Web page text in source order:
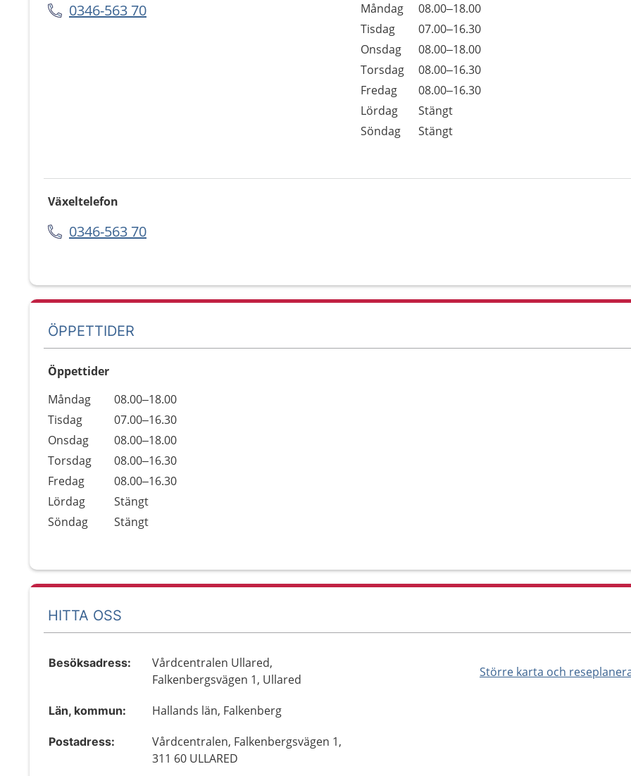
0346-563 70 Dag
Öppettider
Kommentarer
Måndag
08.00–18.00
Tisdag
07.00–16.30
Onsdag
08.00–18.00
Torsdag
08.00–16.30
Fredag
08.00–16.30
Lördag
Stängt
Söndag
Stängt
Växeltelefon
0346-563 70
ÖPPETTIDER
Öppettider
Dag
Öppettider
Kommentarer
Måndag
08.00–18.00
Tisdag
07.00–16.30
Onsdag
08.00–18.00
Torsdag
08.00–16.30
Fredag
08.00–16.30
Lördag
Stängt
Söndag
Stängt
HITTA OSS
Större karta och
Besöksadress:
Vårdcentralen Ullared,
Falkenbergsvägen 1, Ullared
Län, kommun: Hallands län, Falkenberg
Postadress:
Vårdcentralen, Falkenbergsvägen 1,
311 60 ULLARED